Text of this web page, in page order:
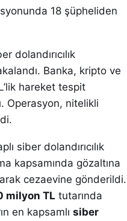
18 şüpheliden
dolandırıcılık
Banka, kripto ve
hareket tespit
Operasyon, nitelikli
siber dolandırıcılık
kapsamında gözaltına
cezaevine gönderildi.
milyon TL tutarında
en kapsamlı siber